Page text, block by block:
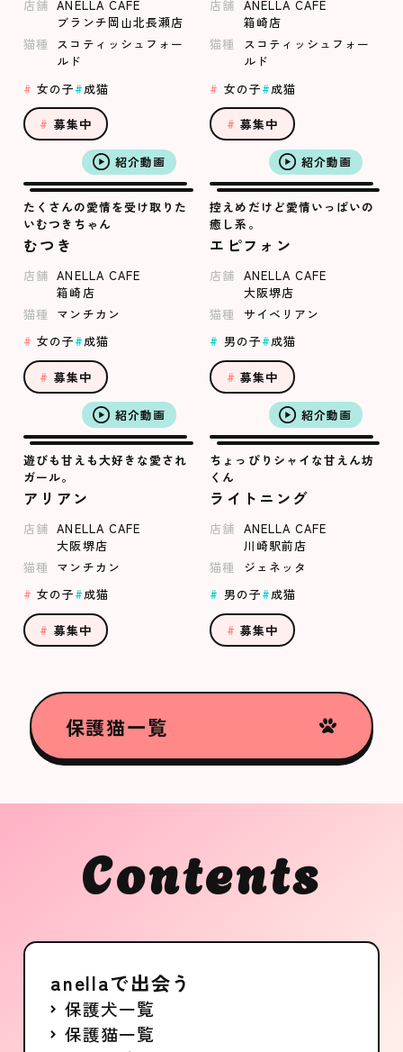
店舗 ANELLA CAFE
ブランチ岡山北長瀬店
猫種
スコティッシュフォー
ルド
女の子
成猫
募集中
店舗 ANELLA CAFE
箱崎店
猫種
スコティッシュフォー
ルド
女の子
成猫
募集中
紹介動画
たくさんの愛情を受け取りた
いむつきちゃん
むつき
店舗 ANELLA CAFE
箱崎店
猫種
マンチカン
女の子
成猫
募集中
紹介動画
控えめだけど愛情いっぱいの
癒し系。
エピフォン
店舗 ANELLA CAFE
大阪堺店
猫種
サイベリアン
男の子
成猫
募集中
紹介動画
遊びも甘えも大好きな愛され
ガール。
アリアン
店舗 ANELLA CAFE
大阪堺店
猫種
マンチカン
女の子
成猫
募集中
紹介動画
ちょっぴりシャイな甘えん坊
くん
ライトニング
店舗 ANELLA CAFE
川崎駅前店
猫種
ジェネッタ
男の子
成猫
募集中
保護猫一覧
Contents
anellaで出会う
保護犬一覧
保護猫一覧